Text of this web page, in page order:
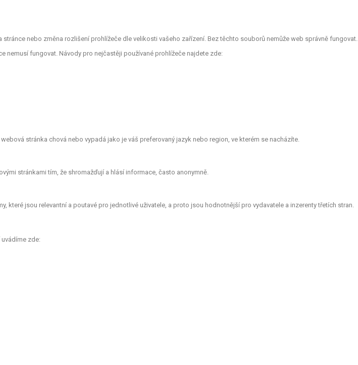
nebo změna rozlišení prohlížeče dle velikosti vašeho zařízení. Bez těchto souborů nemůže web správně fungovat.
fungovat. Návody pro nejčastěji používané prohlížeče najdete zde:
stránka chová nebo vypadá jako je váš preferovaný jazyk nebo region, ve kterém se nacházíte.
stránkami tím, že shromažďují a hlásí informace, často anonymně.
jsou relevantní a poutavé pro jednotlivé uživatele, a proto jsou hodnotnější pro vydavatele a inzerenty třetích stran.
zde: